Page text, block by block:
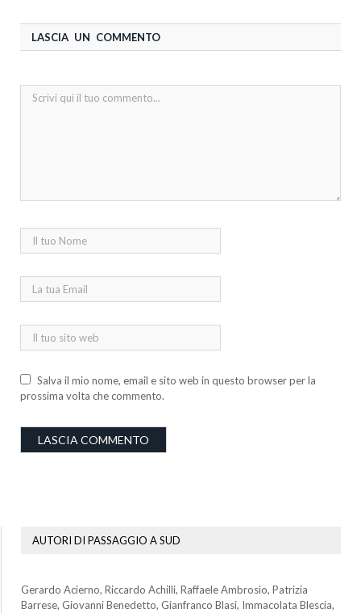
LASCIA UN COMMENTO
Salva il mio nome, email e sito web in questo browser per la
prossima volta che commento.
AUTORI DI PASSAGGIO A SUD
Gerardo Acierno, Riccardo Achilli, Raffaele Ambrosio, Patrizia
Barrese, Giovanni Benedetto, Gianfranco Blasi, Immacolata Blescia,